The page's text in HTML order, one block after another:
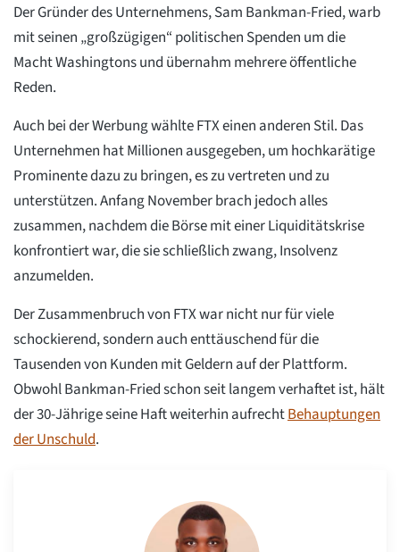
Der Gründer des Unternehmens, Sam Bankman-Fried, warb
mit seinen „großzügigen“ politischen Spenden um die
Macht Washingtons und übernahm mehrere öffentliche
Reden.
Auch bei der Werbung wählte FTX einen anderen Stil. Das
Unternehmen hat Millionen ausgegeben, um hochkarätige
Prominente dazu zu bringen, es zu vertreten und zu
unterstützen. Anfang November brach jedoch alles
zusammen, nachdem die Börse mit einer Liquiditätskrise
konfrontiert war, die sie schließlich zwang, Insolvenz
anzumelden.
Der Zusammenbruch von FTX war nicht nur für viele
schockierend, sondern auch enttäuschend für die
Tausenden von Kunden mit Geldern auf der Plattform.
Obwohl Bankman-Fried schon seit langem verhaftet ist, hält
der 30-Jährige seine Haft weiterhin aufrechtBehauptungen
der Unschuld.